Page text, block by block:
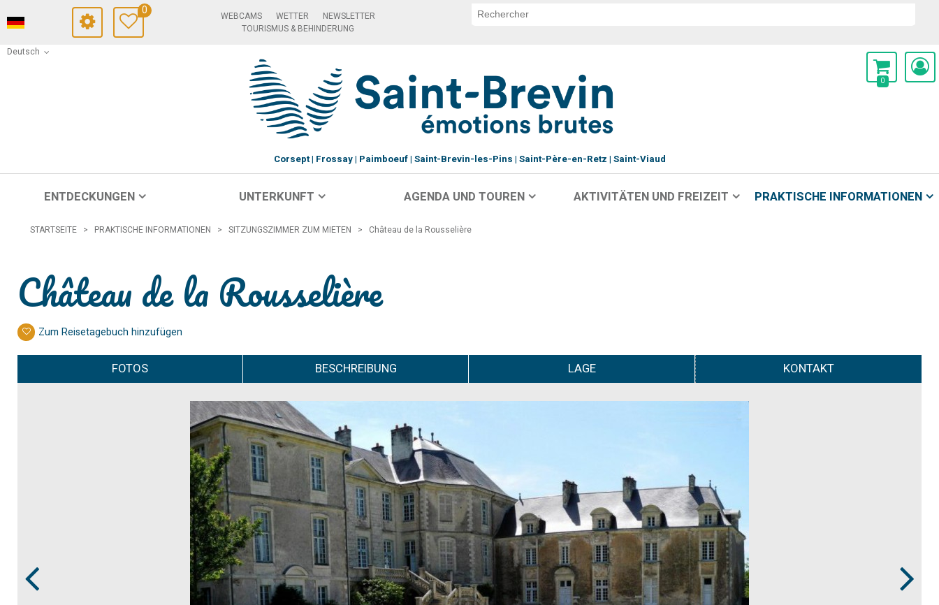
Deutsch
0 WEBCAMS WETTER
NEWSLETTER
TOURISMUS & BEHINDERUNG
0
Corsept Frossay Paimboeuf Saint-Brevin-les-Pins Saint-Père-en-Retz Saint-Viaud
ENTDECKUNGEN UNTERKUNFT AGENDA UND TOUREN AKTIVITÄTEN UND FREIZEIT PRAKTISCHE INFORMATIONEN
STARTSEITE > PRAKTISCHE INFORMATIONEN > SITZUNGSZIMMER ZUM MIETEN > Château de la Rousselière
Château de la Rousselière
Zum Reisetagebuch hinzufügen
FOTOS BESCHREIBUNG LAGE KONTAKT